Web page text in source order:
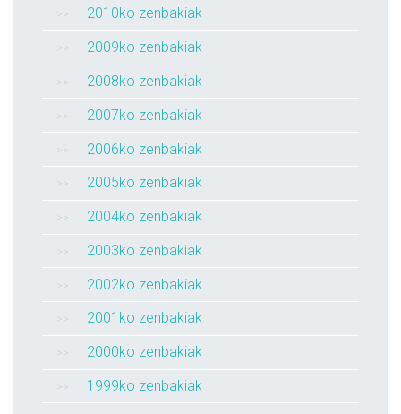
2010ko zenbakiak
2009ko zenbakiak
2008ko zenbakiak
2007ko zenbakiak
2006ko zenbakiak
2005ko zenbakiak
2004ko zenbakiak
2003ko zenbakiak
2002ko zenbakiak
2001ko zenbakiak
2000ko zenbakiak
1999ko zenbakiak